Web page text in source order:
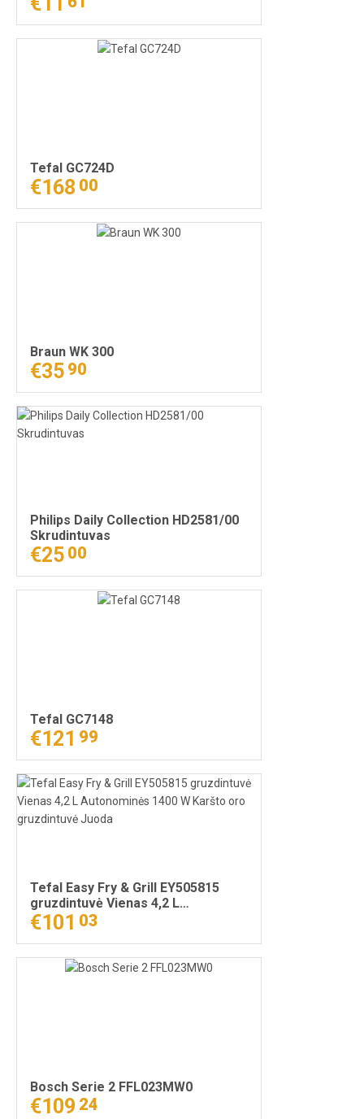
Tefal GC724D
€168 00
Braun WK 300
€35 90
Philips Daily Collection HD2581/00
Skrudintuvas
€25 00
Tefal GC7148
€121 99
Tefal Easy Fry & Grill EY505815
gruzdintuvė Vienas 4,2 L
Autonominės 1400 W Karšto oro
gruzdintuvė Juoda
€101 03
Bosch Serie 2 FFL023MW0
€109 24